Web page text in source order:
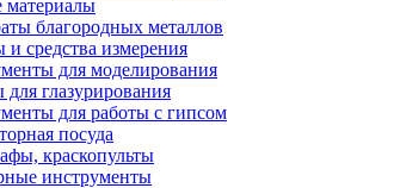
материалы
благородных металлов
средства измерения
для моделирования
глазурирования
для работы с гипсом
посуда
краскопульты
инструменты